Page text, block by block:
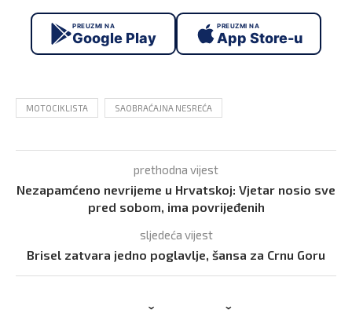
PREUZMI NA
Google Play
PREUZMI NA
App Store-u
MOTOCIKLISTA SAOBRAĆAJNA NESREĆA
prethodna vijest
Nezapamćeno nevrijeme u Hrvatskoj: Vjetar nosio sve
pred sobom, ima povrijeđenih
sljedeća vijest
Brisel zatvara jedno poglavlje, šansa za Crnu Goru